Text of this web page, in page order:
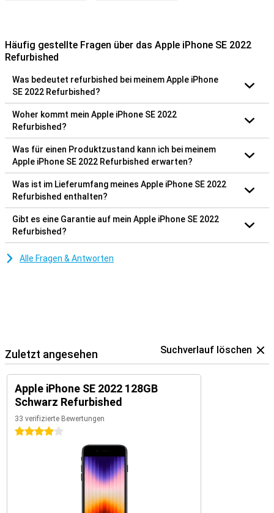
Häufig gestellte Fragen über das Apple iPhone SE 2022
Refurbished
Was bedeutet refurbished bei meinem Apple iPhone
SE 2022 Refurbished?
Woher kommt mein Apple iPhone SE 2022
Refurbished?
Was für einen Produktzustand kann ich bei meinem
Apple iPhone SE 2022 Refurbished erwarten?
Was ist im Lieferumfang meines Apple iPhone SE 2022
Refurbished enthalten?
Gibt es eine Garantie auf mein Apple iPhone SE 2022
Refurbished?
Alle Fragen & Antworten
Zuletzt angesehen Suchverlauf löschen
Apple iPhone SE 2022 128GB
Schwarz Refurbished
33 verifizierte Bewertungen
4 Sterne